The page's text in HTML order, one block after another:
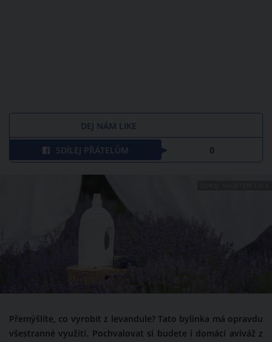
DEJ NÁM LIKE
SDÍLEJ PŘÁTELŮM 0
Přemýšlíte, co vyrobit z levandule? Tato bylinka má opravdu
všestranné využití. Pochvalovat si budete i domácí aviváž z